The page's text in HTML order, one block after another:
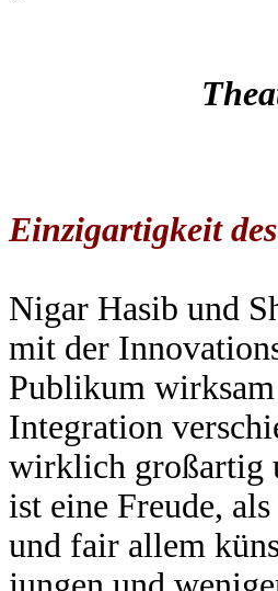
Einzigartigkeit
Nigar Hasib und
mit der
Publikum
Integration
wirklich großartig
ist eine Freude,
und fair allem